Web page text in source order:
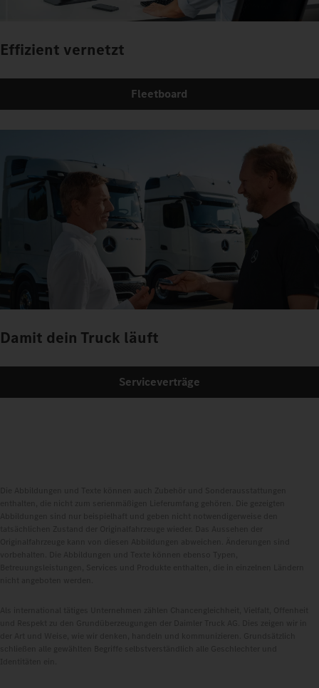
Effizient vernetzt
Fleetboard
Damit dein Truck läuft
Serviceverträge